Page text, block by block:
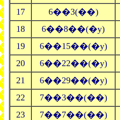
17
6��3(��)
18
6��8��(�y)
19
6��15��(�y)
20
6��22��(�y)
21
6��29��(�y)
22
7��3��(��)
23
7��7��(��)